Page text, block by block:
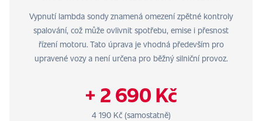
Vypnutí lambda sondy znamená omezení zpětné kontroly
spalování, což může ovlivnit spotřebu, emise i přesnost
řízení motoru. Tato úprava je vhodná především pro
upravené vozy a není určena pro běžný silniční provoz.
+ 2 690 Kč
4 190 Kč (samostatně)